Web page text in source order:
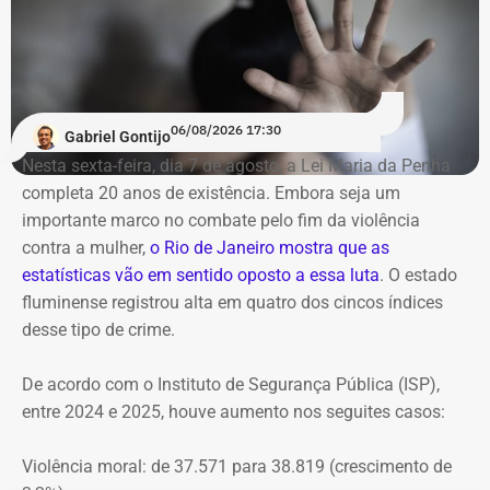
Prazo para defesas e comunicação
ao MPRJ
O voto do relator José Gomes Graciosa, aprovado pelo
plenário do TCE-RJ, determina a notificação da ex-
presidente do Itaprevi Fernanda; do ex-prefeito de Itaguaí,
Rubem Vieira de Souza, o Rubão; e de outros diretores e
conselheiros do fundo municipal.
Além disso, o tribunal aprovou a expedição de ofício com
cópia integral do processo ao Ministério Público do
apuração de possíveis ilícitos nas esferas cível e criminal,
e à Secretaria de Regime Próprio e Complementar do
Gabriel Gontijo06/08/2026 17:30
Nesta sexta-feira, dia 7 de agosto, a Lei Maria da Penha
completa 20 anos de existência. Embora seja um
importante marco no combate pelo fim da violência
contra a mulher, o Rio de Janeiro mostra que as
estatísticas vão em sentido oposto a essa luta. O estado
fluminense registrou alta em quatro dos cincos índices
desse tipo de crime.
De acordo com o Instituto de Segurança Pública (ISP),
entre 2024 e 2025, houve aumento nos seguites casos:
Violência moral: de 37.571 para 38.819 (crescimento de